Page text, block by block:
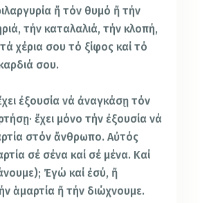
ἤ τόν θυμό ἤ τήν
τήν καταλαλιά, τήν κλοπή,
χέρια σου τό ξίφος καί τό
σου.
ἐξουσία νά ἀναγκάσῃ τόν
ἔχει μόνο τήν ἐξουσία νά
στόν ἄνθρωπο. Αὐτός
σέ σένα καί σέ μένα. Καί
Ἐγώ καί ἐσύ, ἤ
ἁμαρτία ἤ τήν διώχνουμε.